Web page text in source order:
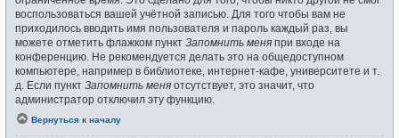
воспользоваться вашей учётной записью. Для того чтобы вам не
приходилось вводить имя пользователя и пароль каждый раз, вы
можете отметить флажком пункт Запомнить меня при входе на
конференцию. Не рекомендуется делать это на общедоступном
компьютере, например в библиотеке, интернет-кафе, университете и т.
д. Если пункт Запомнить меня отсутствует, это значит, что
администратор отключил эту функцию.
Вернуться к началу